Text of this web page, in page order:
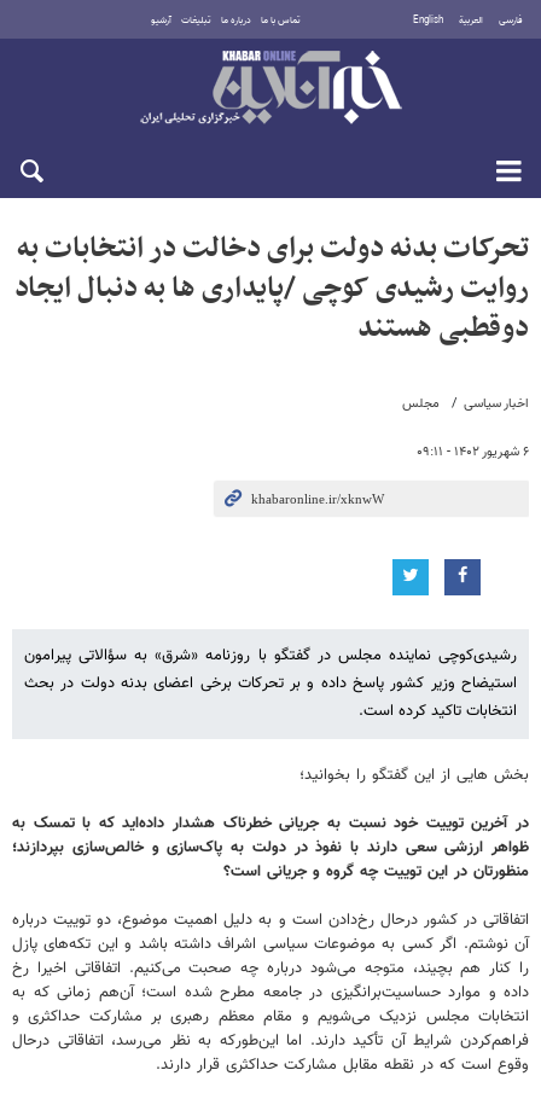
فارسی العربية English تماس با ما درباره ما تبلیغات آرشیو
جمعه ۱۶ مرداد ۱۴۰۵
اخبار سیاسی مجلس
۶ شهریور ۱۴۰۲ - ۰۹:۱۱
تحرکات بدنه دولت برای دخالت در انتخابات به
روایت رشیدی کوچی /پایداری ها به دنبال ایجاد
دوقطبی هستند
رشیدی‌کوچی نماینده مجلس در گفتگو با روزنامه «شرق» به سؤالاتی پیرامون
استیضاح وزیر کشور پاسخ داده و بر تحرکات برخی اعضای بدنه دولت در بحث
انتخابات تاکید کرده است.
بخش هایی از این گفتگو را بخوانید؛
‌در آخرین توییت‌ خود نسبت به جریانی خطرناک هشدار داده‌اید که با تمسک به
ظواهر ارزشی سعی دارند با نفوذ در دولت به پاک‌سازی و خالص‌سازی بپردازند؛
منظورتان در این توییت چه گروه و جریانی است؟
اتفاقاتی در کشور درحال رخ‌دادن است و به دلیل اهمیت موضوع، دو توییت درباره
آن نوشتم. اگر کسی به موضوعات سیاسی اشراف داشته باشد و این تکه‌های پازل
را کنار هم بچیند، متوجه می‌شود درباره چه صحبت می‌کنیم. اتفاقاتی اخیرا رخ
داده و موارد حساسیت‌برانگیزی در جامعه مطرح شده است؛ آن‌هم زمانی که به
انتخابات مجلس نزدیک می‌شویم و مقام معظم رهبری بر مشارکت حداکثری و
فراهم‌کردن شرایط آن تأکید دارند. اما این‌طورکه به نظر می‌رسد، اتفاقاتی درحال
وقوع است که در نقطه مقابل مشارکت حداکثری قرار دارند.